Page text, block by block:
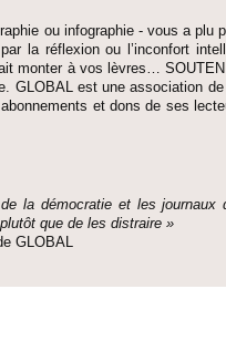
ou infographie - vous a plu
la réflexion ou l’inconfort
monter à vos lèvres…
GLOBAL est une asso­ci­ation
et dons de ses
la démo­cratie et les journaux
que de les dis­traire »
GLOBAL